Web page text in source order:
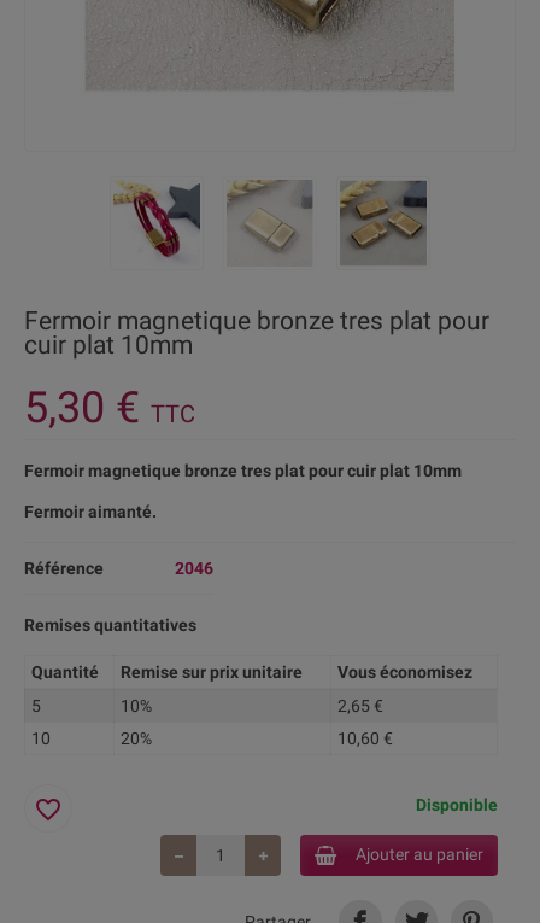
Fermoir magnetique bronze tres plat pour
cuir plat 10mm
5,30 € TTC
Fermoir magnetique bronze tres plat pour cuir plat 10mm
Fermoir aimanté.
Référence 2046
Remises quantitatives
Quantité Remise sur prix unitaire
Vous économisez
5
10%
2,65 €
10
20% 10,60 €
Disponible
Ajouter au panier
favorite_border